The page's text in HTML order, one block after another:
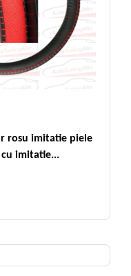
rosu imitatie piele
imitatie...